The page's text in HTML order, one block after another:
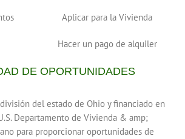
Aplicar para la Vivienda
Hacer un pago de alquiler
DE OPORTUNIDADES
del estado de Ohio y financiado en
Departamento de Vivienda & amp;
para proporcionar oportunidades de